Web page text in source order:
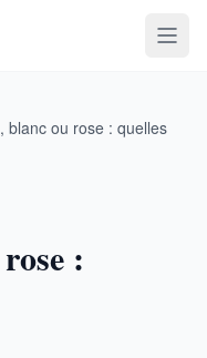
blanc ou rose : quelles
: